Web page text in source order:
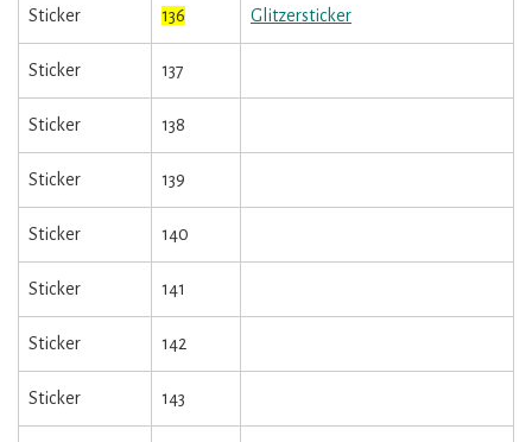
Sticker 136 Glitzersticker
Sticker 137
Sticker 138
Sticker 139
Sticker 140
Sticker 141
Sticker 142
Sticker 143